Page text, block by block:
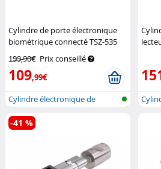
Cylindre de porte électronique
biométrique connecté TSZ-535
199,90€ Prix conseillé
109,99€
Cylindre électronique de
serrure de...
-41 %